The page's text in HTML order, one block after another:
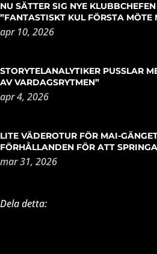
NU SÄTTER SIG NYE
”FANTASTISKT KUL FÖRSTA MÖTE
apr 10, 2026
STORYTELANALYTIKER PUSSLAR
AV VARDAGSRYTMEN”
apr 4, 2026
LITE VÄDEROTUR FÖR MAI-
FÖRHÅLLANDEN FÖR ATT
mar 31, 2026
Dela detta: